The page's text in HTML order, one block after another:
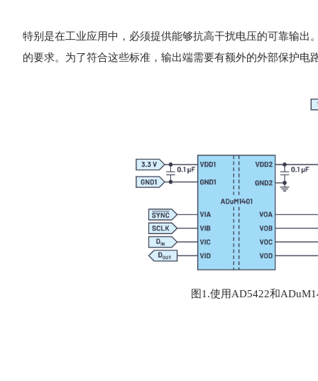
特别是在工业应用中，必须提供能够抗高干扰电压的可靠输出
的要求。为了符合这些标准，输出端需要有额外的外部保护电
图1.使用AD5422和